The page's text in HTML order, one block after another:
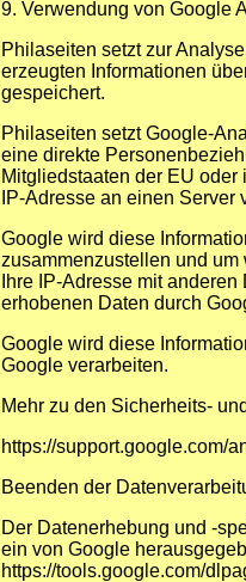
9. Verwendung von Google
Philaseiten setzt zur
erzeugten Informationen
gespeichert.
Philaseiten setzt Google-
eine direkte
Mitgliedstaaten der EU
IP-Adresse an einen
Google wird diese
zusammenzustellen und um
Ihre IP-Adresse mit
erhobenen Daten durch
Google wird diese
Google verarbeiten.
Mehr zu den Sicherheits-
https://support.google.com/
Beenden der
Der Datenerhebung und -
ein von Google
https://tools.google.com/